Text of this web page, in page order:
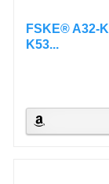
FSKE® A32-
K53...